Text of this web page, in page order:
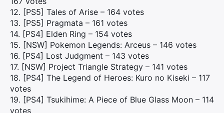
12. [PS5] Tales of Arise – 164 votes
13. [PS5] Pragmata – 161 votes
14. [PS4] Elden Ring – 154 votes
15. [NSW] Pokemon Legends: Arceus – 146 votes
16. [PS4] Lost Judgment – 143 votes
17. [NSW] Project Triangle Strategy – 141 votes
18. [PS4] The Legend of Heroes: Kuro no Kiseki – 117
votes
19. [PS4] Tsukihime: A Piece of Blue Glass Moon – 114
votes